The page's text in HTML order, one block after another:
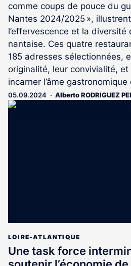
comme coups de pouce du
Nantes 2024/2025 »,
l’effervescence et la diversité
nantaise. Ces quatre
185 adresses sélectionnées,
originalité, leur convivialité,
incarner l’âme
05.09.2024 Alberto RODRIGUEZ
LOIRE-ATLANTIQUE
Une task force